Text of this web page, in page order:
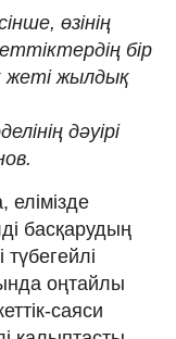
өзінің
бір
жеті жылдық
дәуірі
басқарудың
оңтайлы
саяси